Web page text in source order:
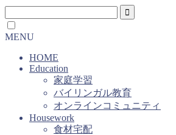
MENU
HOME
Education
家庭学習
バイリンガル教育
オンラインコミュニティ
Housework
食材宅配